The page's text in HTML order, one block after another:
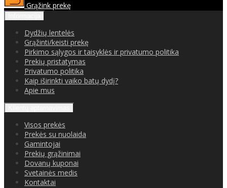
Grąžink prekę
Dydžių lentelės
Grąžinti/keisti prekę
Pirkimo sąlygos ir taisyklės ir privatumo politika
Prekių pristatymas
Privatumo politika
Kaip iširinkti vaiko batų dydį?
Apie mus
Visos prekės
Prekės su nuolaida
Gamintojai
Prekių grąžinimai
Dovanų kuponai
Svetainės medis
Kontaktai